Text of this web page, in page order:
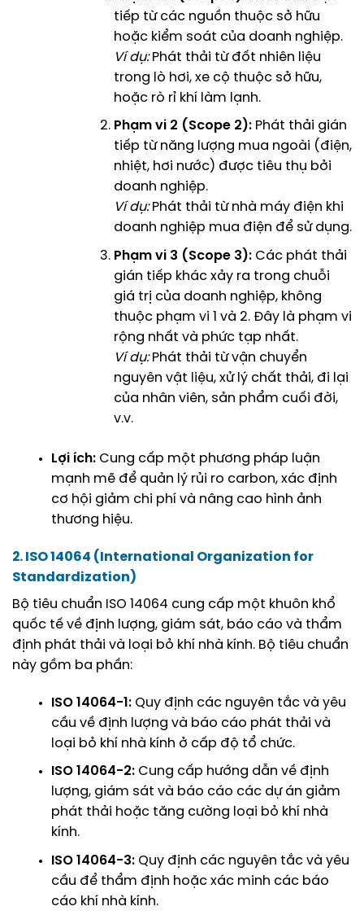
tiếp từ các nguồn thuộc sở hữu
hoặc kiểm soát của doanh nghiệp.
Ví dụ:Phát thải từ đốt nhiên liệu
trong lò hơi, xe cộ thuộc sở hữu,
hoặc rò rỉ khí làm lạnh.
Phạm vi 2 (Scope 2):Phát thải gián
tiếp từ năng lượng mua ngoài (điện,
nhiệt, hơi nước) được tiêu thụ bởi
doanh nghiệp.
Ví dụ:Phát thải từ nhà máy điện khi
doanh nghiệp mua điện để sử dụng.
Phạm vi 3 (Scope 3):Các phát thải
gián tiếp khác xảy ra trong chuỗi
giá trị của doanh nghiệp, không
thuộc phạm vi 1 và 2. Đây là phạm vi
rộng nhất và phức tạp nhất.
Ví dụ:Phát thải từ vận chuyển
nguyên vật liệu, xử lý chất thải, đi lại
của nhân viên, sản phẩm cuối đời,
v.v.
Lợi ích: Cung cấp một phương pháp luận
mạnh mẽ để quản lý rủi ro carbon, xác định
cơ hội giảm chi phí và nâng cao hình ảnh
thương hiệu.
2. ISO 14064 (International Organization for
Standardization)
Bộ tiêu chuẩn ISO 14064 cung cấp một khuôn khổ
quốc tế về định lượng, giám sát, báo cáo và thẩm
định phát thải và loại bỏ khí nhà kính. Bộ tiêu chuẩn
này gồm ba phần:
ISO 14064-1: Quy định các nguyên tắc và yêu
cầu về định lượng và báo cáo phát thải và
loại bỏ khí nhà kính ở cấp độ tổ chức.
ISO 14064-2: Cung cấp hướng dẫn về định
lượng, giám sát và báo cáo các dự án giảm
phát thải hoặc tăng cường loại bỏ khí nhà
kính.
ISO 14064-3: Quy định các nguyên tắc và yêu
cầu để thẩm định hoặc xác minh các báo
cáo khí nhà kính.